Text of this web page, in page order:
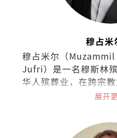
穆占米
穆占米尔（
Jufri）是一名穆斯林
华人殡葬业，在跨宗
陪伴。他发现，无论
一条连接彼此、练习同
展开